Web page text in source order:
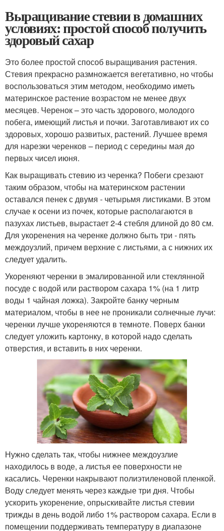
Выращивание стевии в домашних
условиях: простой способ получить
здоровый сахар
Это более простой способ выращивания растения.
Стевия прекрасно размножается вегетативно, но чтобы
воспользоваться этим методом, необходимо иметь
материнское растение возрастом не менее двух
месяцев. Черенок – это часть здорового, молодого
побега, имеющий листья и почки. Заготавливают их со
здоровых, хорошо развитых, растений. Лучшее время
для нарезки черенков – период с середины мая до
первых чисел июня.
Как выращивать стевию из черенка? Побеги срезают
таким образом, чтобы на материнском растении
оставался пенек с двумя - четырьмя листиками. В этом
случае к осени из почек, которые располагаются в
пазухах листьев, вырастает 2-4 стебля длиной до 80 см.
Для укоренения на черенке должно быть три - пять
междоузлий, причем верхние с листьями, а с нижних их
следует удалить.
Укореняют черенки в эмалированной или стеклянной
посуде с водой или раствором сахара 1% (на 1 литр
воды 1 чайная ложка). Закройте банку черным
материалом, чтобы в нее не проникали солнечные лучи:
черенки лучше укореняются в темноте. Поверх банки
следует уложить картонку, в которой надо сделать
отверстия, и вставить в них черенки.
Нужно сделать так, чтобы нижнее междоузлие
находилось в воде, а листья ее поверхности не
касались. Черенки накрывают полиэтиленовой пленкой.
Воду следует менять через каждые три дня. Чтобы
ускорить укоренение, опрыскивайте листья стевии
трижды в день водой либо 1% раствором сахара. Если в
помещении поддерживать температуру в диапазоне